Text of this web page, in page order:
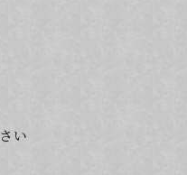
い